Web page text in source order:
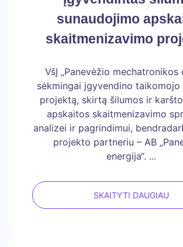
sunaudojimo
skaitmenizavimo
VšĮ „Panevėžio mechatronikos
sėkmingai įgyvendino
projektą, skirtą šilumos ir
apskaitos skaitmenizavimo
analizei ir pagrindimui,
projekto partneriu – AB
energija“. ...
SKAITYTI DAUGIAU